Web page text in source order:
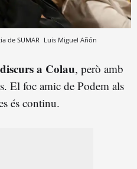
de SUMAR Luis Miguel Añón
a Colau, però amb
El foc amic de Podem als
és continu.